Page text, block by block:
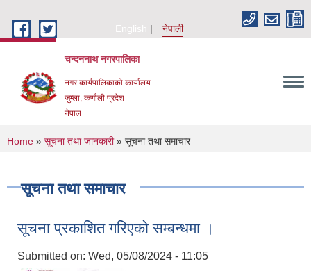
English
नेपाली
चन्दननाथ नगरपालिका
नगर कार्यपालिकाको कार्यालय
जुम्ला, कर्णाली प्रदेश
नेपाल
You are here
Home » सूचना तथा जानकारी» सूचना तथा समाचार
सूचना तथा समाचार
सूचना प्रकाशित गरिएको सम्बन्धमा ।
Submitted on: Wed, 05/08/2024 - 11:05